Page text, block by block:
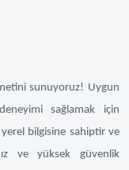
sunuyoruz! Uygun
sağlamak için
bilgisine sahiptir ve
ve yüksek güvenlik